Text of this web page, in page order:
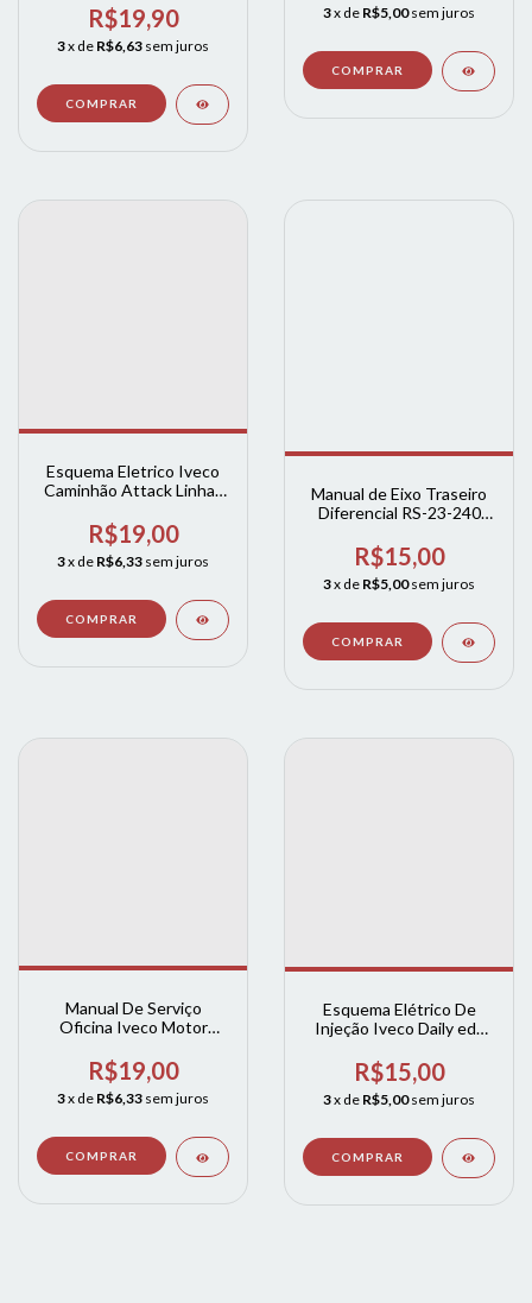
R$19,90
3x de R$6,63 sem juros
3x de R$5,00 sem juros
Esquema Eletrico Iveco
Caminhão Attack Linhas
R$19,00
3x de R$6,33 sem juros
Manual de Eixo Traseiro
Diferencial RS-23-240
R$15,00
3x de R$5,00 sem juros
Manual De Serviço
Oficina Iveco Motor
R$19,00
3x de R$6,33 sem juros
Esquema Elétrico De
Injeção Iveco Daily edc
R$15,00
3x de R$5,00 sem juros